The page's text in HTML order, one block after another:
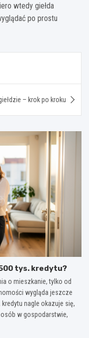
wtedy giełda
po prostu
– krok po kroku
tys. kredytu?
o mieszkanie, tylko od
wygląda jeszcze
nagle okazuje się,
w gospodarstwie,